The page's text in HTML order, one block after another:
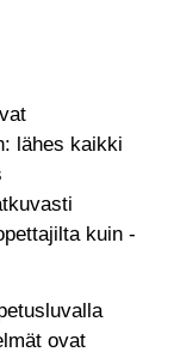
lähes kaikki
kuin -
ovat